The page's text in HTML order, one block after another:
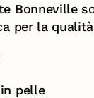
Bonneville
per la qualità
pelle